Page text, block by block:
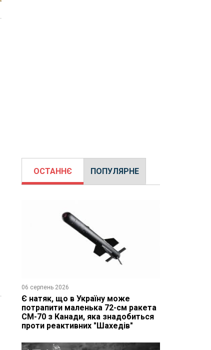
ОСТАННЄ ПОПУЛЯРНЕ
06 серпень 2026
Є натяк, що в Україну може
потрапити маленька 72-см ракета
CM-70 з Канади, яка знадобиться
проти реактивних "Шахедів"